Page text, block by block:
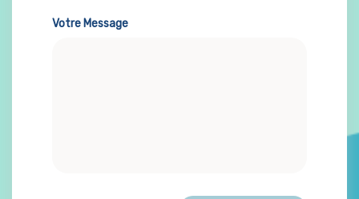
Votre Message